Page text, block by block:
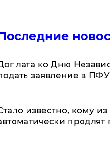
ко Дню
заявление в ПФУ
известно, кому